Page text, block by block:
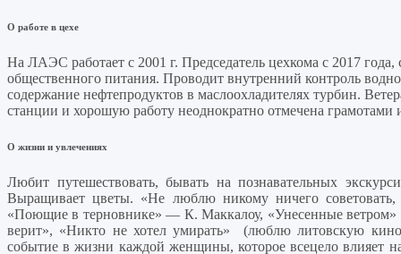
О работе в цехе
На ЛАЭС работает с 2001 г. Председатель цехкома с 2017
общественного питания. Проводит внутренний контроль
содержание нефтепродуктов в маслоохладителях турбин.
станции и хорошую работу неоднократно отмечена
О жизни и увлечениях
Любит путешествовать, бывать на познавательных
Выращивает цветы. «Не люблю никому ничего
«Поющие в терновнике» — К. Маккалоу, «Унесенные
верит», «Никто не хотел умирать» (люблю литовскую
событие в жизни каждой женщины, которое всецело влияет